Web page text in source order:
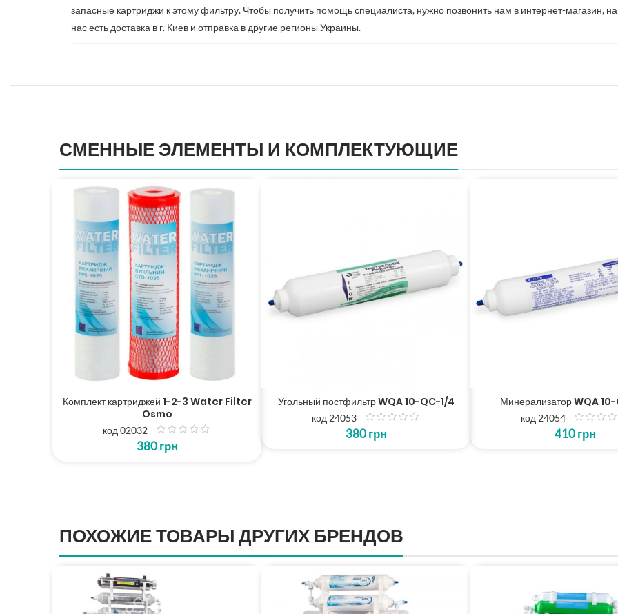
запасные картриджи к этому фильтру. Чтобы получить помощь специалиста, нужно позвонить нам в интернет-магазин,
нас есть доставка в г. Киев и отправка в другие регионы Украины.
СМЕННЫЕ ЭЛЕМЕНТЫ И КОМПЛЕКТУЮЩИЕ
Комплект картриджей 1-2-3 Water Filter
Osmo
код 02032
380грн
Угольный постфильтр WQA 10-QC-1/4
код 24053
380грн
Минерализатор WQA
код 24054
410грн
ПОХОЖИЕ ТОВАРЫ ДРУГИХ БРЕНДОВ